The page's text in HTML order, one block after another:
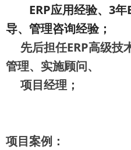
ERP应用经验、3
导、管理咨询经验；
先后担任ERP高级技
管理、实施顾问、
项目经理；
项目案例：